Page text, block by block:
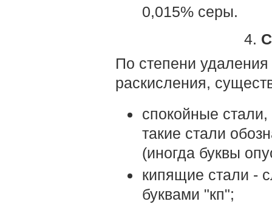
0,015% серы.
4.
По степени
раскисления,
спокойные
такие стали
(иногда буквы
кипящие стали -
буквами "кп";